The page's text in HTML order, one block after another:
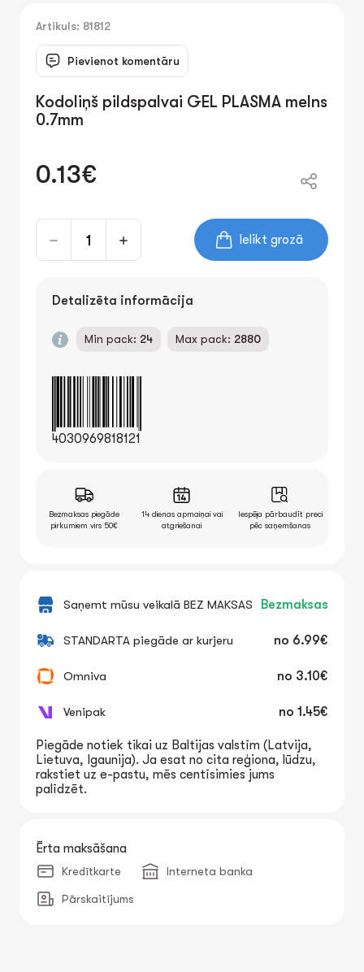
Artikuls: 81812
Pievienot komentāru
Kodoliņš pildspalvai GEL PLASMA melns
0.7mm
0.13€
Ielikt grozā
Detalizēta informācija
Min pack: 24 Max pack: 2880
4030969818121
Bezmaksas piegāde
pirkumiem virs 50€
14 dienas apmaiņai vai
atgriešanai
Iespēja pārbaudīt preci
pēc saņemšanas
Saņemt mūsu veikalā BEZ MAKSAS Bezmaksas
STANDARTA piegāde ar kurjeru no 6.99€
Omniva no 3.10€
Venipak no 1.45€
Piegāde notiek tikai uz Baltijas valstīm (Latvija,
Lietuva, Igaunija). Ja esat no cita reģiona, lūdzu,
rakstiet uz e-pastu, mēs centīsimies jums
palīdzēt.
Ērta maksāšana
Kredītkarte Interneta banka
Pārskaitījums